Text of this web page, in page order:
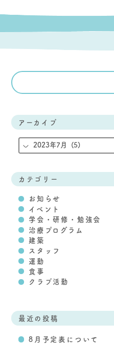
アーカイブ
カテゴリー
お知らせ
イベント
学会・研修・勉強会
治療プログラム
建築
スタッフ
運動
食事
クラブ活動
最近の投稿
8月予定表について